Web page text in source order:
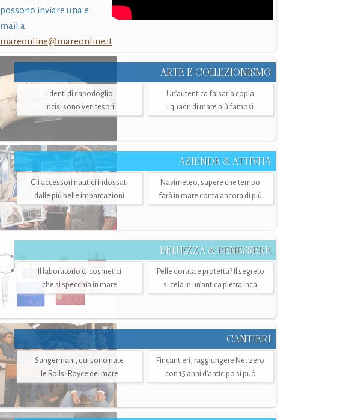
possono inviare una e
mail a
mareonline@mareonline.it
ARTE E COLLEZIONISMO
I denti di capodoglio
incisi sono veri tesori
Un’autentica falsaria copia
i quadri di mare più famosi
AZIENDE & ATTIVITÀ
Gli accessori nautici indossati
dalle più belle imbarcazioni
Navimeteo, sapere che tempo
farà in mare conta ancora di più
BELLEZZA & BENESSERE
Il laboratorio di cosmetici
che si specchia in mare
Pelle dorata e protetta? Il segreto
si cela in un’antica pietra Inca
CANTIERI
Sangermani, qui sono nate
le Rolls-Royce del mare
Fincantieri, raggiungere Net zero
con 15 anni d'anticipo si può